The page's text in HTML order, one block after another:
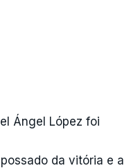
Ángel López foi
da vitória e a